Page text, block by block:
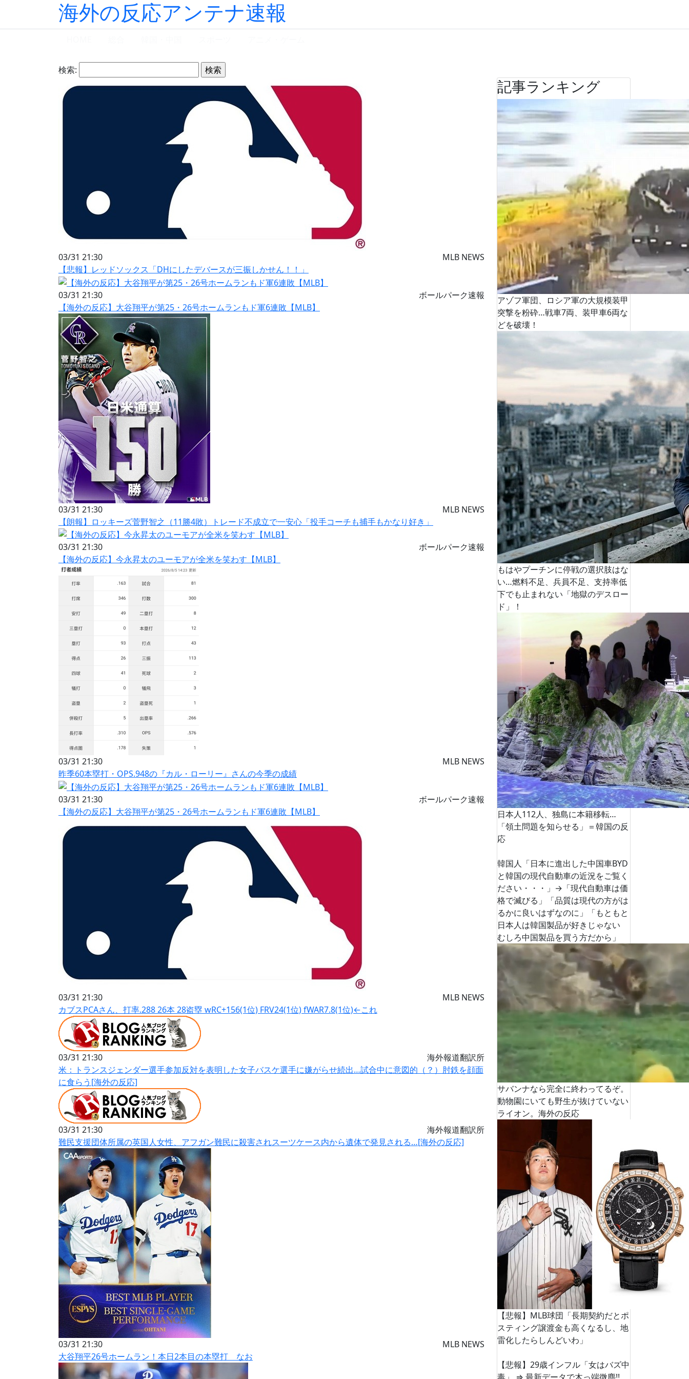
海外の反応アンテナ速報
検索:
03/31 21:30
MLB NEWS
【悲報】レッドソックス「DHにしたデバースが三振しかせん！！」
03/31 21:30
ボールパーク速報
【海外の反応】大谷翔平が第25・26号ホームランもド軍6連敗【MLB】
03/31 21:30
MLB NEWS
【朗報】ロッキーズ菅野智之（11勝4敗）トレード不成立で一安心「投手コーチも捕手もかなり好き」
03/31 21:30
ボールパーク速報
【海外の反応】今永昇太のユーモアが全米を笑わす【MLB】
03/31 21:30
MLB NEWS
昨季60本塁打・OPS.948の『カル・ローリー』さんの今季の成績
03/31 21:30
ボールパーク速報
【海外の反応】大谷翔平が第25・26号ホームランもド軍6連敗【MLB】
03/31 21:30
MLB NEWS
カブスPCAさん、打率.288 26本 28盗塁 wRC+156(1位) FRV24(1位) fWAR7.8(1位)←これ
03/31 21:30
海外報道翻訳所
米：トランスジェンダー選手参加反対を表明した女子バスケ選手に嫌がらせ続出…試合中に意図的（？）肘鉄を顔面
に食らう[海外の反応]
03/31 21:30
海外報道翻訳所
難民支援団体所属の英国人女性、アフガン難民に殺害されスーツケース内から遺体で発見される…[海外の反応]
03/31 21:30
MLB NEWS
大谷翔平26号ホームラン！本日2本目の本塁打 なお
記事ランキング
アゾフ軍団、ロシア軍の大規模装甲
突撃を粉砕…戦車7両、装甲車6両な
どを破壊！
もはやプーチンに停戦の選択肢はな
い…燃料不足、兵員不足、支持率低
下でも止まれない「地獄のデスロー
ド」！
日本人112人、独島に本籍移転…
「領土問題を知らせる」＝韓国の反
応
韓国人「日本に進出した中国車BYD
と韓国の現代自動車の近況をご覧く
ださい・・・」→「現代自動車は価
格で滅びる」「品質は現代の方がは
るかに良いはずなのに」「もともと
日本人は韓国製品が好きじゃない
むしろ中国製品を買う方だから」
サバンナなら完全に終わってるぞ。
動物園にいても野生が抜けていない
ライオン。海外の反応
【悲報】MLB球団「長期契約だとポ
スティング譲渡金も高くなるし、地
雷化したらしんどいわ」
【悲報】29歳インフル「女はバズ中